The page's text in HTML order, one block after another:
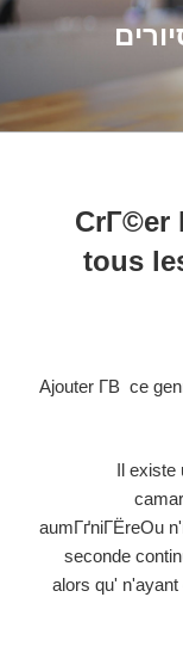
CrГ©er
tous
Ajouter Г­В ce
Il existe
aumГґniГЁreOu
seconde
alors qu'